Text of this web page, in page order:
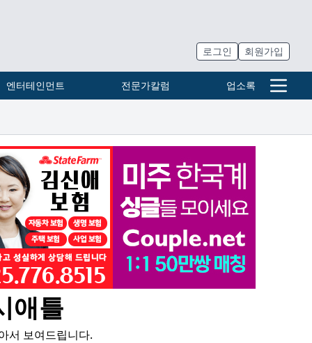
로그인 회원가입
엔터테인먼트 전문가칼럼 업소록
애틀
서 보여드립니다.